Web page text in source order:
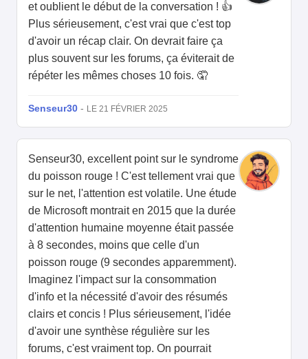
et oublient le début de la conversation ! 👍
Plus sérieusement, c'est vrai que c'est top
d'avoir un récap clair. On devrait faire ça
plus souvent sur les forums, ça éviterait de
répéter les mêmes choses 10 fois. 🤦
Senseur30 - LE 21 FÉVRIER 2025
Senseur30, excellent point sur le syndrome
du poisson rouge ! C'est tellement vrai que
sur le net, l'attention est volatile. Une étude
de Microsoft montrait en 2015 que la durée
d'attention humaine moyenne était passée
à 8 secondes, moins que celle d'un
poisson rouge (9 secondes apparemment).
Imaginez l'impact sur la consommation
d'info et la nécessité d'avoir des résumés
clairs et concis ! Plus sérieusement, l'idée
d'avoir une synthèse régulière sur les
forums, c'est vraiment top. On pourrait